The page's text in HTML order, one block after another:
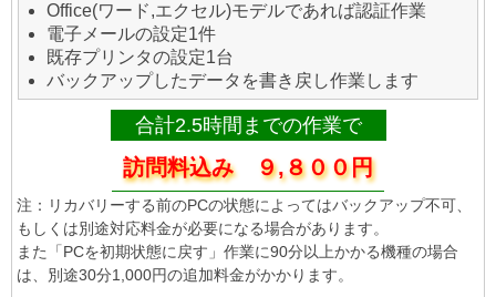
Office(ワード,エクセル)モデルであれば認証作業
電子メールの設定1件
既存プリンタの設定1台
バックアップしたデータを書き戻し作業します
合計2.5時間までの作業で
訪問料込み ９,８００円
注：リカバリーする前のPCの状態によってはバックアップ不可、
もしくは別途対応料金が必要になる場合があります。
また「PCを初期状態に戻す」作業に90分以上かかる機種の場合
は、別途30分1,000円の追加料金がかかります。